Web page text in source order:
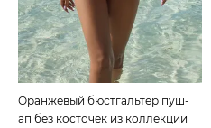
Оранжевый бюстгальтер пуш-
ап без косточек из коллекции